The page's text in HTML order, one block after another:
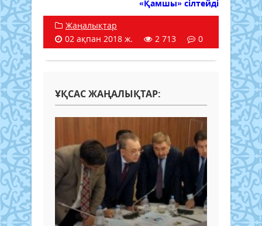
«Қамшы» сілтейді
Жаңалықтар
02 ақпан 2018 ж.
2 713 0
ҰҚСАС ЖАҢАЛЫҚТАР: